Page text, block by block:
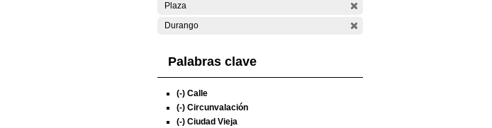
Plaza
Durango
Palabras clave
(-) Calle
(-) Circunvalación
(-) Ciudad Vieja